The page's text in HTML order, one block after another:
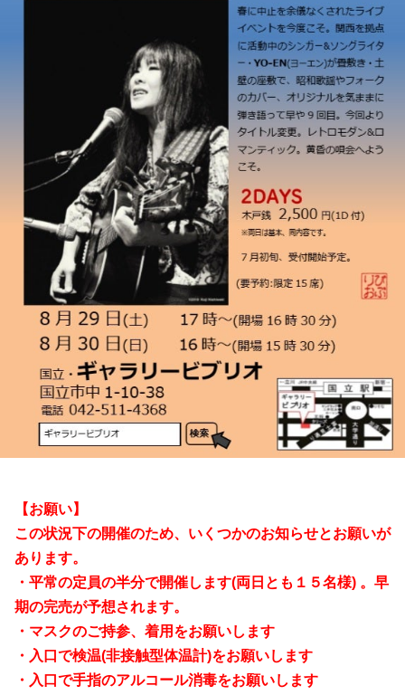
【お願い】
この状況下の開催のため、いくつかのお知らせとお願いが
あります。
・平常の定員の半分で開催します(両日とも１５名様) 。早
期の完売が予想されます。
・マスクのご持参、着用をお願いします
・入口で検温(非接触型体温計)をお願いします
・入口で手指のアルコール消毒をお願いします